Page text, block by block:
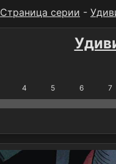
Страница серии -
4 5 6 7